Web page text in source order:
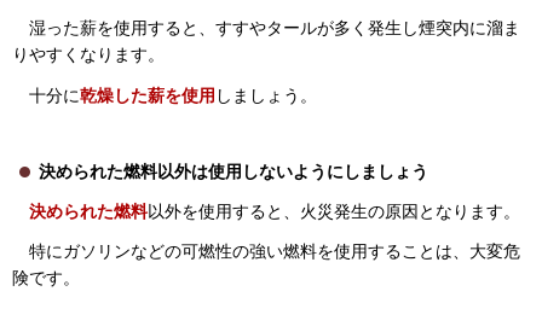
湿った薪を使用すると、すすやタールが多く発生し煙突内に溜ま
りやすくなります。
十分に乾燥した薪を使用 しましょう。
決められた燃料以外は使用しないようにしましょう
決められた燃料以外を使用すると、火災発生の原因となります。
特にガソリンなどの可燃性の強い燃料を使用することは、大変危
険です。